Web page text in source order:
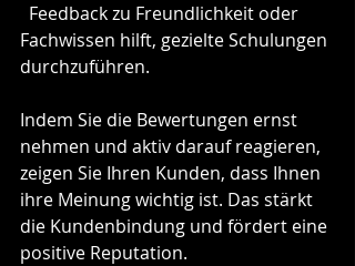
Fachwissen hilft, gezielte Schulungen
durchzuführen.
Indem Sie die Bewertungen ernst
nehmen und aktiv darauf reagieren,
zeigen Sie Ihren Kunden, dass Ihnen
ihre Meinung wichtig ist. Das stärkt
die Kundenbindung und fördert eine
positive Reputation.